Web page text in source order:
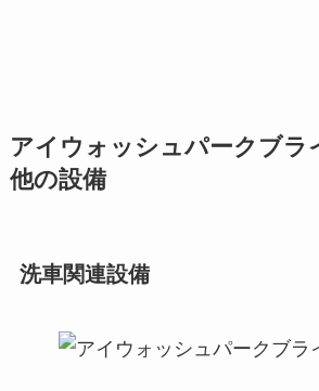
アイウォッシュパークブ
他の設備
洗車関連設備